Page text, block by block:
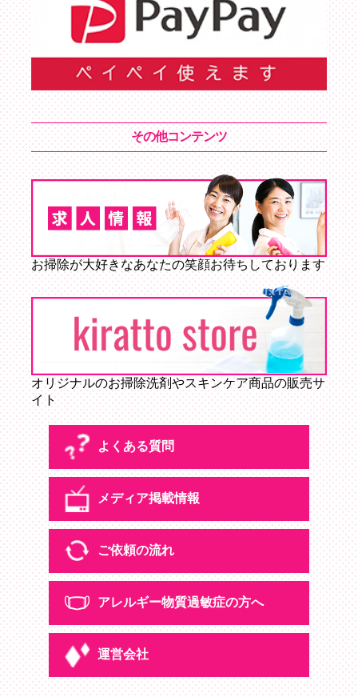
その他コンテンツ
お掃除が大好きなあなたの笑顔お待ちしております
オリジナルのお掃除洗剤やスキンケア商品の販売サ
イト
よくある質問
よくある質問
メディア掲載情報
メディア掲載情報
ご依頼の流れ
ご依頼の流れ
アレルギー物質過敏症の方へ
アレルギー物質過敏症の方へ
運営会社